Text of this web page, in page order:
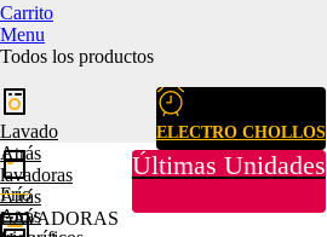
Carrito
Menu
Todos los productos
ELECTRO CHOLLOS
Últimas Unidades
Lavado
Atrás
lavadoras
Atrás
LAVADORAS
Frío
Atrás